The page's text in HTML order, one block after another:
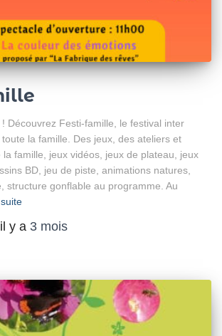
Découvrez Festi-famille, le festival inter
la famille. Des jeux, des ateliers et
famille, jeux vidéos, jeux de plateau, jeux
BD, jeu de piste, animations natures,
structure gonflable au programme. Au
y a 3 mois